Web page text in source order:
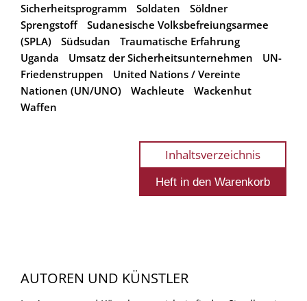
Sicherheitsprogramm
Soldaten
Söldner
Sprengstoff
Sudanesische Volksbefreiungsarmee
(SPLA)
Südsudan
Traumatische Erfahrung
Uganda
Umsatz der Sicherheitsunternehmen
UN-
Friedenstruppen
United Nations / Vereinte
Nationen (UN/UNO)
Wachleute
Wackenhut
Waffen
Inhaltsverzeichnis
AUTOREN UND KÜNSTLER